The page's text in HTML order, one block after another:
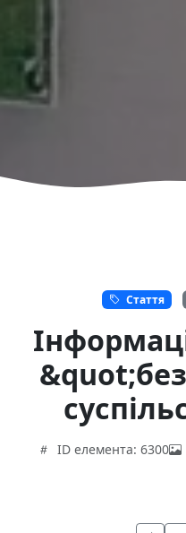
Стаття
ID елемента: 6300